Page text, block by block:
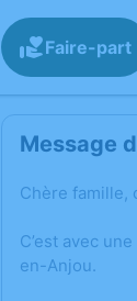
Faire-part
Message
Chère famille,
C’est avec
en-Anjou.